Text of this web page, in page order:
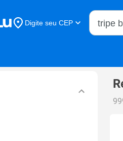
Digite seu CEP
Buscar